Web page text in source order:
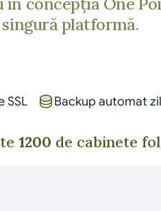
platformă.
SSL Backup automat
1200 de cabinete